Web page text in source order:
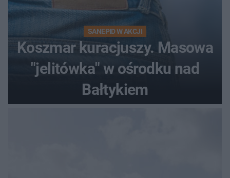
SANEPID W AKCJI
Koszmar kuracjuszy. Masowa
"jelitówka" w ośrodku nad
Bałtykiem